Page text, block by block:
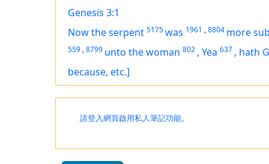
Genesis 3:1
Now the serpent 5175was 1961 ,8804 more
559 ,8799 unto the woman 802 , Yea 637 , hath
because, etc.]
請登入網頁啟用私人筆記功能。